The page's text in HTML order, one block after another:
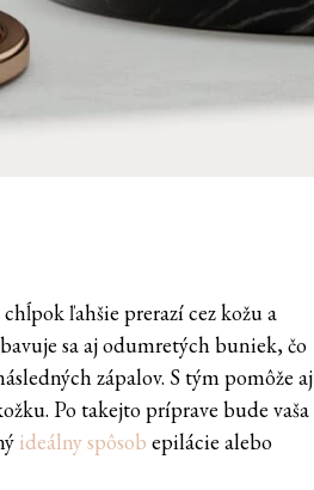
ľahšie prerazí cez kožu a
sa aj odumretých buniek, čo
zápalov. S tým pomôže aj
Po takejto príprave bude vaša
ideálny spôsob epilácie alebo